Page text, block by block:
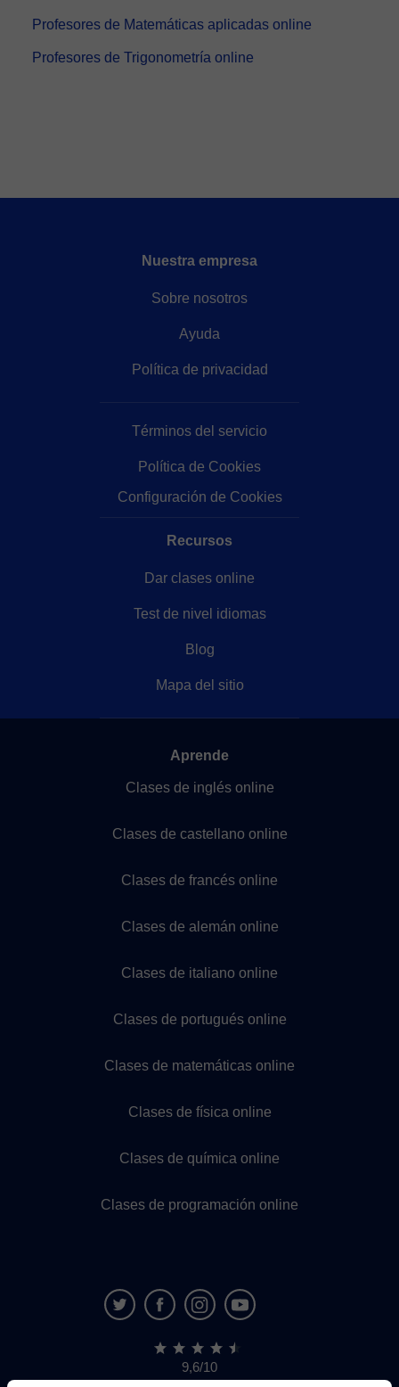
Profesores de Matemáticas aplicadas online
Profesores de Trigonometría online
Nuestra empresa
Sobre nosotros
Ayuda
Política de privacidad
Términos del servicio
Política de Cookies
Configuración de Cookies
Recursos
Dar clases online
Test de nivel idiomas
Blog
Mapa del sitio
Aprende
Clases de inglés online
Clases de castellano online
Clases de francés online
Clases de alemán online
Clases de italiano online
Clases de portugués online
Clases de matemáticas online
Clases de física online
Clases de química online
Clases de programación online
9,6/10